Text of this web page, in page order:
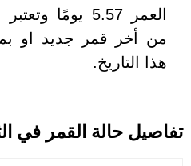
العمر 5.57
من أخر قمر جديد او
هذا التاريخ.
تفاصيل حالة القمر في الثلاثاء، 8